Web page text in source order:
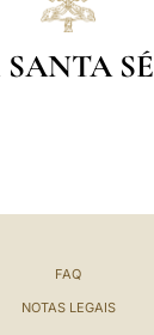
SANTA SÉ
FAQ
NOTAS LEGAIS